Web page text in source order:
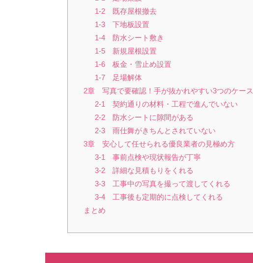
1-2 既存屋根撤去
1-3 下地板設置
1-4 防水シート敷き
1-5 新規屋根設置
1-6 板金・雪止め設置
1-7 足場解体
2章 写真で要確認！手が抜かれやすい3つのケース
2-1 契約通りの材料・工程で進んでいない
2-2 防水シートに隙間がある
2-3 雨仕舞がきちんとされていない
3章 安心して任せられる優良業者の見極め方
3-1 事前点検や現状報告が丁寧
3-2 詳細な見積もりをくれる
3-3 工事中の写真を撮って渡してくれる
3-4 工事後も定期的に点検してくれる
まとめ